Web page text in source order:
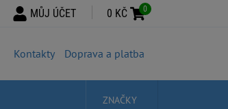
Kontakty Doprava a platba
ZNAČKY
0 KČ 0
MŮJ ÚČET